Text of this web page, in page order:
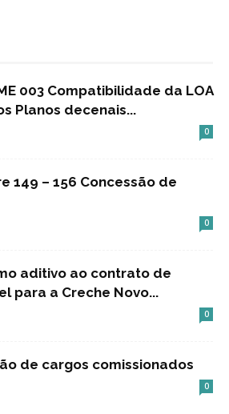
003 Compatibilidade da LOA
Planos decenais...
0
149 – 156 Concessão de
0
aditivo ao contrato de
para a Creche Novo...
0
de cargos comissionados
0